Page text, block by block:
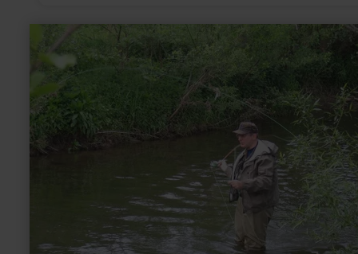
Angeln
-
Jünkerath,
Kyll